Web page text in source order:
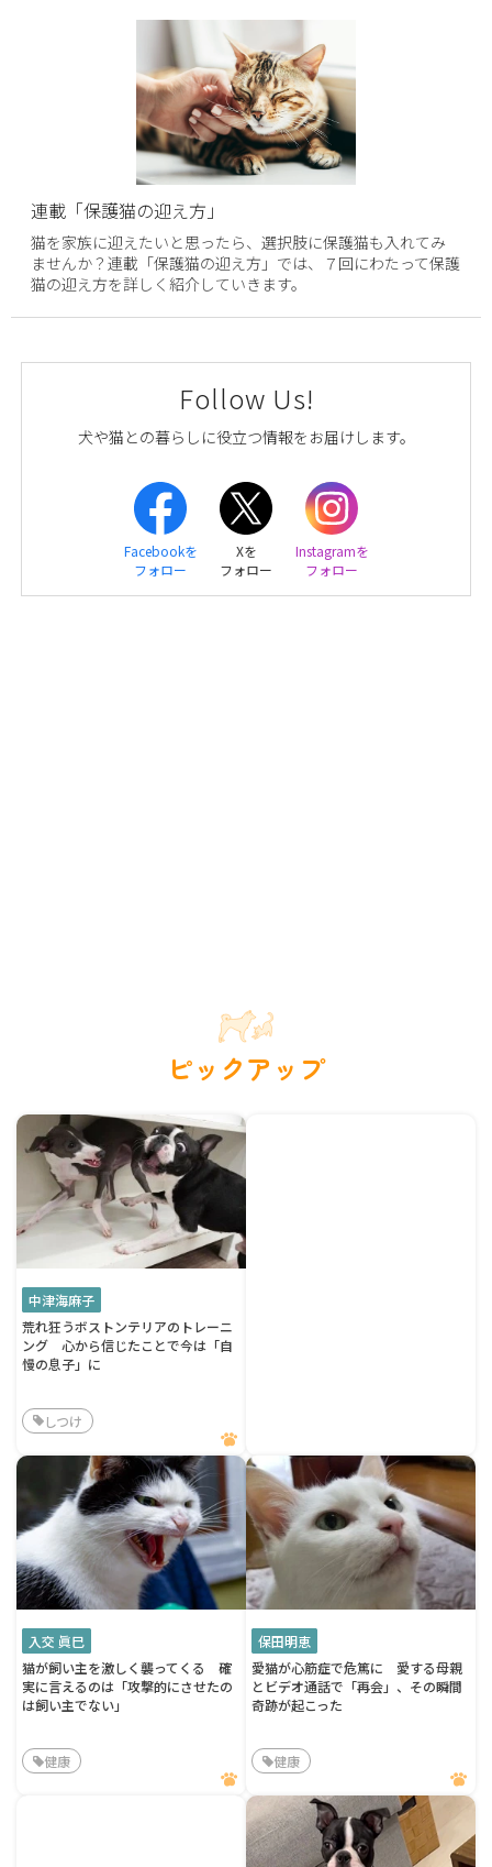
連載「保護猫の迎え方」
猫を家族に迎えたいと思ったら、選択肢に保護猫も入れてみ
ませんか？連載「保護猫の迎え方」では、７回にわたって保護
猫の迎え方を詳しく紹介していきます。
Follow Us!
犬や猫との暮らしに役立つ情報をお届けします。
Facebookを
フォロー
Xを
フォロー
Instagramを
フォロー
ピックアップ
中津海麻子
荒れ狂うボストンテリアのトレーニ
ング 心から信じたことで今は「自
慢の息子」に
しつけ
入交 眞巳
猫が飼い主を激しく襲ってくる 確
実に言えるのは「攻撃的にさせたの
は飼い主でない」
健康
保田明恵
愛猫が心筋症で危篤に 愛する母親
とビデオ通話で「再会」、その瞬間
奇跡が起こった
健康